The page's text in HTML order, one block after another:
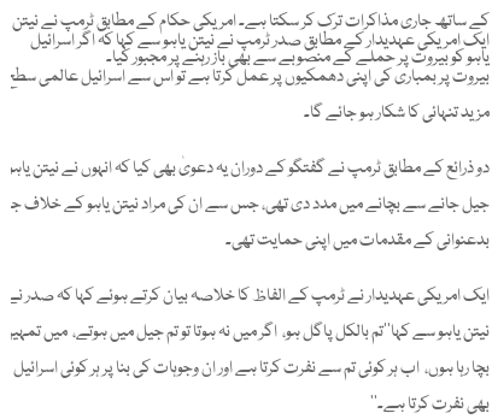
کے ساتھ جاری مذاکرات ترک کر سکتا ہے۔ امریکی حکام کے مطابق ٹرمپ نے نیتن
یاہو کو بیروت پر حملے کے منصوبے سے بھی باز رہنے پر مجبور کیا۔
ایک امریکی عہدیدار کے مطابق صدر ٹرمپ نے نیتن یاہو سے کہا کہ اگر اسرائیل
بیروت پر بمباری کی اپنی دھمکیوں پر عمل کرتا ہے تو اس سے اسرائیل عالمی سطح پر
مزید تنہائی کا شکار ہو جائے گا۔
دو ذرائع کے مطابق ٹرمپ نے گفتگو کے دوران یہ دعویٰ بھی کیا کہ انہوں نے نیتن یاہو کو
جیل جانے سے بچانے میں مدد دی تھی، جس سے ان کی مراد نیتن یاہو کے خلاف جاری
بدعنوانی کے مقدمات میں اپنی حمایت تھی۔
ایک امریکی عہدیدار نے ٹرمپ کے الفاظ کا خلاصہ بیان کرتے ہوئے کہا کہ صدر نے
نیتن یاہو سے کہا’’تم بالکل پاگل ہو، اگر میں نہ ہوتا تو تم جیل میں ہوتے، میں تمہیں
بچا رہا ہوں، اب ہر کوئی تم سے نفرت کرتا ہے اور ان وجوہات کی بنا پر ہر کوئی اسرائیل سے
بھی نفرت کرتا ہے۔‘‘